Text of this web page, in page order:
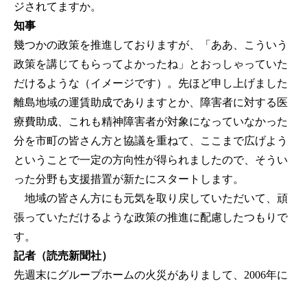
ジされてますか。
知事
幾つかの政策を推進しておりますが、「ああ、こういう
政策を講じてもらってよかったね」とおっしゃっていた
だけるような（イメージです）。先ほど申し上げました
離島地域の運賃助成でありますとか、障害者に対する医
療費助成、これも精神障害者が対象になっていなかった
分を市町の皆さん方と協議を重ねて、ここまで広げよう
ということで一定の方向性が得られましたので、そうい
った分野も支援措置が新たにスタートします。
地域の皆さん方にも元気を取り戻していただいて、頑
張っていただけるような政策の推進に配慮したつもりで
す。
記者（読売新聞社）
先週末にグループホームの火災がありまして、2006年に